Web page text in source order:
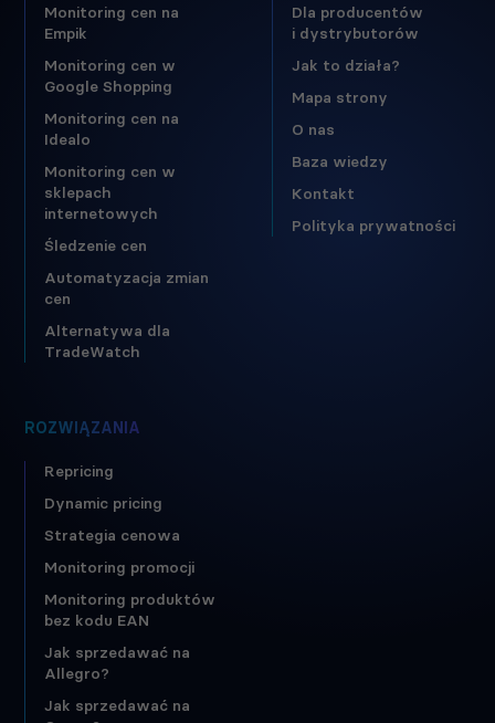
Monitoring cen na
Empik
Monitoring cen w
Google Shopping
Monitoring cen na
Idealo
Monitoring cen w
sklepach
internetowych
Śledzenie cen
Automatyzacja zmian
cen
Alternatywa dla
TradeWatch
Dla producentów
i dystrybutorów
Jak to działa?
Mapa strony
O nas
Baza wiedzy
Kontakt
Polityka prywatności
ROZWIĄZANIA
Repricing
Dynamic pricing
Strategia cenowa
Monitoring promocji
Monitoring produktów
bez kodu EAN
Jak sprzedawać na
Allegro?
Jak sprzedawać na